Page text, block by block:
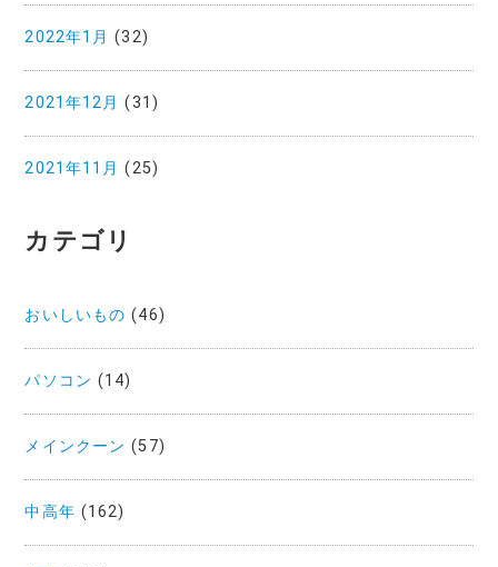
2022年1月 (32)
2021年12月 (31)
2021年11月 (25)
カテゴリ
おいしいもの (46)
パソコン (14)
メインクーン (57)
中高年 (162)